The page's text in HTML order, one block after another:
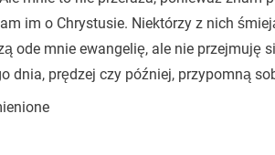
im o Chrystusie. Niektórzy z nich
ode mnie ewangelię, ale nie przejmuję
dnia, prędzej czy później, przypomną